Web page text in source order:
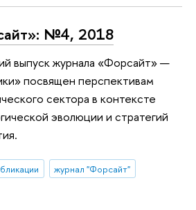
№4, 2018
выпуск журнала «Форсайт» —
посвящен перспективам
сектора в контексте
эволюции и стратегий
журнал "Форсайт"